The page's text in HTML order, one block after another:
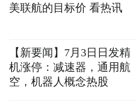
美联航的目标价 看热讯
【新要闻】7月3日日发精
机涨停：减速器，通用航
空，机器人概念热股